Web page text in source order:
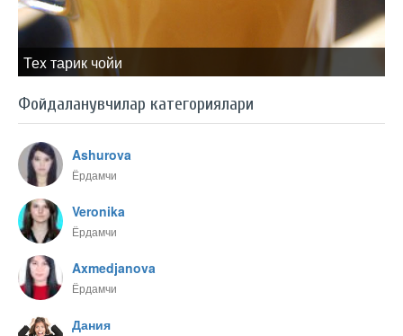
Теx тарик чойи
Фойдаланувчилар категориялари
Ashurova
Ёрдамчи
Veronika
Ёрдамчи
Axmedjanova
Ёрдамчи
Дания